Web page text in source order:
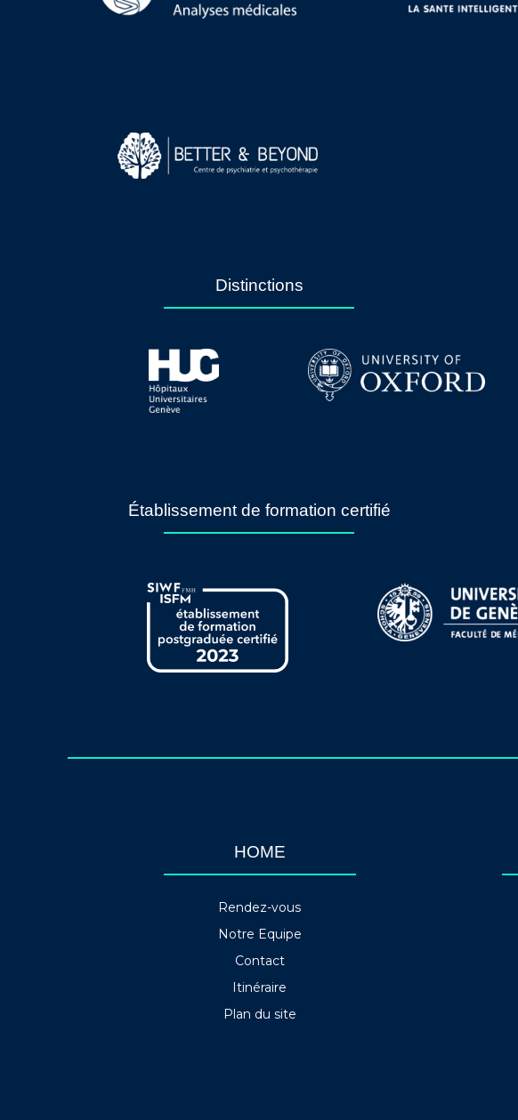
Distinctions
Établissement de formation certifié
HOME
Rendez-vous
Notre Equipe
Contact
Itinéraire
Plan du site